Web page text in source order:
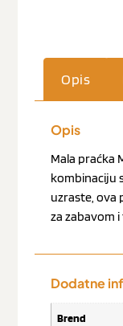
Opis
Opis
Mala praćka
kombinaciju
uzraste, ova
za zabavom
Dodatne
Brend